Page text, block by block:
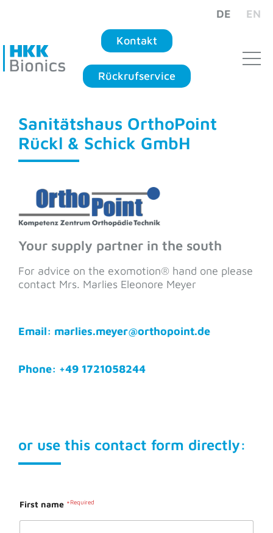
DE EN
Kontakt
Rückrufservice
Sanitätshaus OrthoPoint
Rückl & Schick GmbH
Your supply partner in the south
For advice on the exomotion® hand one please
contact Mrs. Marlies Eleonore Meyer
Email: marlies.meyer@orthopoint.de
Phone: +49 1721058244
or use this contact form directly:
First name *